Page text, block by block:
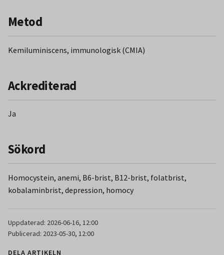
kärlsjukdom, stroke och tromboser.
Mycket höga koncentrationer (>100 µmol/L) kan ses vid
vissa ärftliga sjukdomar, homocystinurier.
Metod
Kemiluminiscens, immunologisk (CMIA)
Ackrediterad
Ja
Sökord
Homocystein, anemi, B6-brist, B12-brist, folatbrist,
kobalaminbrist, depression, homocy
Uppdaterad: 2026-06-16, 12:00
Publicerad: 2023-05-30, 12:00
DELA ARTIKELN